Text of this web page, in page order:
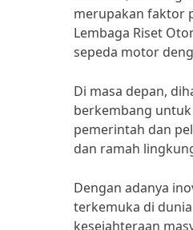
merupakan faktor
Lembaga Riset
sepeda motor
Di masa depan,
berkembang
pemerintah dan
dan ramah
Dengan adanya
terkemuka di
kesejahteraan